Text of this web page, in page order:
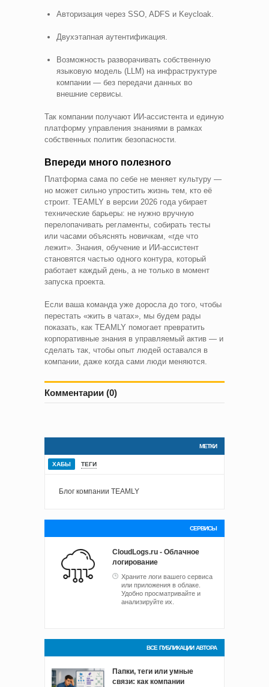
Авторизация через SSO, ADFS и Keycloak.
Двухэтапная аутентификация.
Возможность разворачивать собственную
языковую модель (LLM) на инфраструктуре
компании — без передачи данных во
внешние сервисы.
Так компании получают ИИ‑ассистента и единую
платформу управления знаниями в рамках
собственных политик безопасности.
Впереди много полезного
Платформа сама по себе не меняет культуру —
но может сильно упростить жизнь тем, кто её
строит. TEAMLY в версии 2026 года убирает
технические барьеры: не нужно вручную
перелопачивать регламенты, собирать тесты
или часами объяснять новичкам, «где что
лежит». Знания, обучение и ИИ‑ассистент
становятся частью одного контура, который
работает каждый день, а не только в момент
запуска проекта.
Если ваша команда уже доросла до того, чтобы
перестать «жить в чатах», мы будем рады
показать, как TEAMLY помогает превратить
корпоративные знания в управляемый актив — и
сделать так, чтобы опыт людей оставался в
компании, даже когда сами люди меняются.
Комментарии (0)
МЕТКИ
ХАБЫ ТЕГИ
Блог компании TEAMLY
СЕРВИСЫ
CloudLogs.ru - Облачное
логирование
Храните логи вашего сервиса
или приложения в облаке.
Удобно просматривайте и
анализируйте их.
ВСЕ ПУБЛИКАЦИИ АВТОРА
Папки, теги или умные
связи: как компании